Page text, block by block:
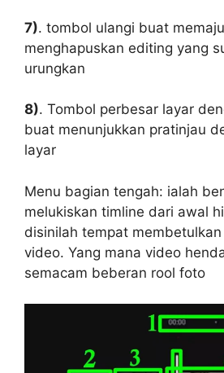
7). tombol ulangi buat
menghapuskan editing yang
urungkan
8). Tombol perbesar layar
buat menunjukkan pratinjau
layar
Menu bagian tengah: ialah
melukiskan timline dari awal
disinilah tempat
video. Yang mana video
semacam beberan rool foto